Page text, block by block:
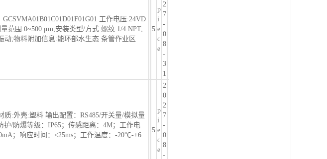
工作电压:24VD
范围:0~500 μm;安装类型/方式:螺纹 1/4 NPT;
动;物料附加信息:能环部水生态 条管作业区
5
p
i
e
c
e
2
7
-
0
8
-
3
1
:外壳:塑料 输出配置：RS485/开关量/模拟量
护/防爆等级：IP65；传感距离：4M；工作电
；响应时间：<25ms；工作温度：-20℃-+6
5
p
i
e
c
e
2
0
2
7
-
0
8
-